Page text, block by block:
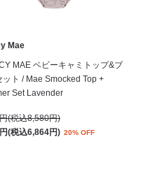
Mae
MAE ベビーキャミトップ&ブ
ット / Mae Smocked Top +
Set Lavender
(税込8,580円)
(税込6,864円) 20% OFF